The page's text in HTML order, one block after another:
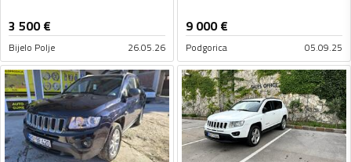
3 500€
Bijelo Polje 26.05.26
9 000€
Podgorica 05.09.25